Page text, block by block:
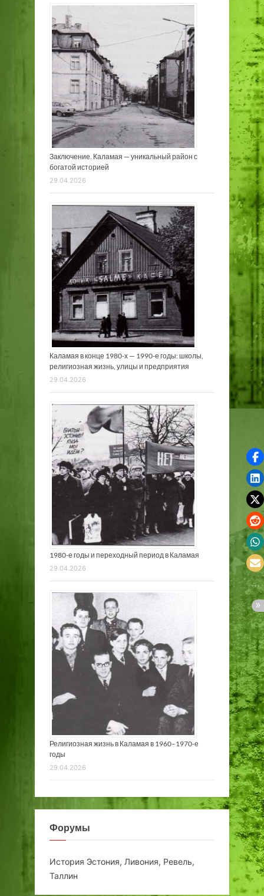
Заключение. Каламая — уникальный район с
богатой историей
29.04.2026
Каламая в конце 1980-х — 1990-е годы: школы,
религиозная жизнь, улицы и предприятия
29.04.2026
1980-е годы и переходный период в Каламая
29.04.2026
Религиозная жизнь в Каламая в 1960–1970-е
годы
29.04.2026
Форумы
История Эстония, Ливония, Ревель,
Таллин